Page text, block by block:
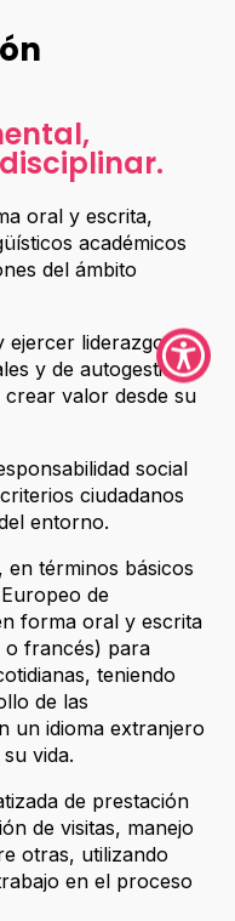
oral y escrita,
académicos
del ámbito
ejercer liderazgo,
y de autogestión,
valor desde su
social
ciudadanos
entorno.
en términos básicos
de
forma oral y escrita
o francés) para
teniendo
de las
un idioma extranjero
vida.
de prestación
de visitas, manejo
otras, utilizando
en el proceso